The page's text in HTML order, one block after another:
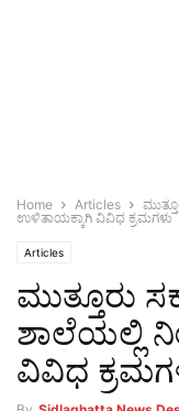
Home Articles
ಉಳಿತಾಯಕ್ಕಾಗಿ ವಿವಿಧ ಕ್ರಮಗಳು
Articles
ಮುತ್ತೂರು
ಶಾಲೆಯಲ್ಲಿ
ವಿವಿಧ